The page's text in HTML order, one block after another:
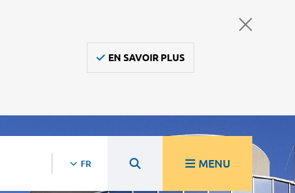
EN SAVOIR PLUS
FR MENU